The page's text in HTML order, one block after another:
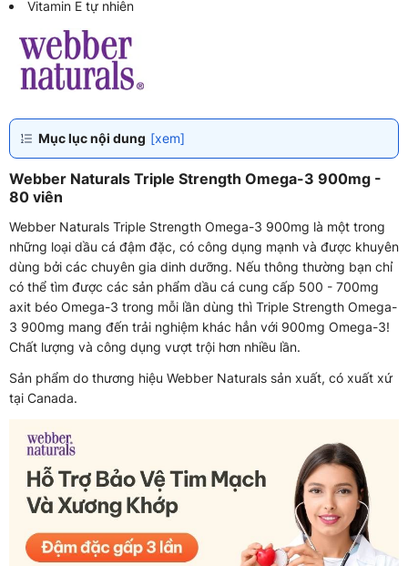
Vitamin E tự nhiên
Mục lục nội dung [xem]
Webber Naturals Triple Strength Omega-3 900mg -
80 viên
Webber Naturals Triple Strength Omega-3 900mg là một trong
những loại dầu cá đậm đặc, có công dụng mạnh và được khuyên
dùng bởi các chuyên gia dinh dưỡng. Nếu thông thường bạn chỉ
có thể tìm được các sản phẩm dầu cá cung cấp 500 - 700mg
axit béo Omega-3 trong mỗi lần dùng thì Triple Strength Omega-
3 900mg mang đến trải nghiệm khác hẳn với 900mg Omega-3!
Chất lượng và công dụng vượt trội hơn nhiều lần.
Sản phẩm do thương hiệu Webber Naturals sản xuất, có xuất xứ
tại Canada.